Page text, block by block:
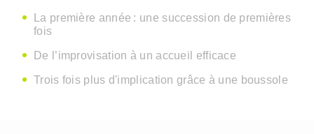
La première année : une succession de premières
fois
De l’improvisation à un accueil efficace
Trois fois plus d'implication grâce à une boussole